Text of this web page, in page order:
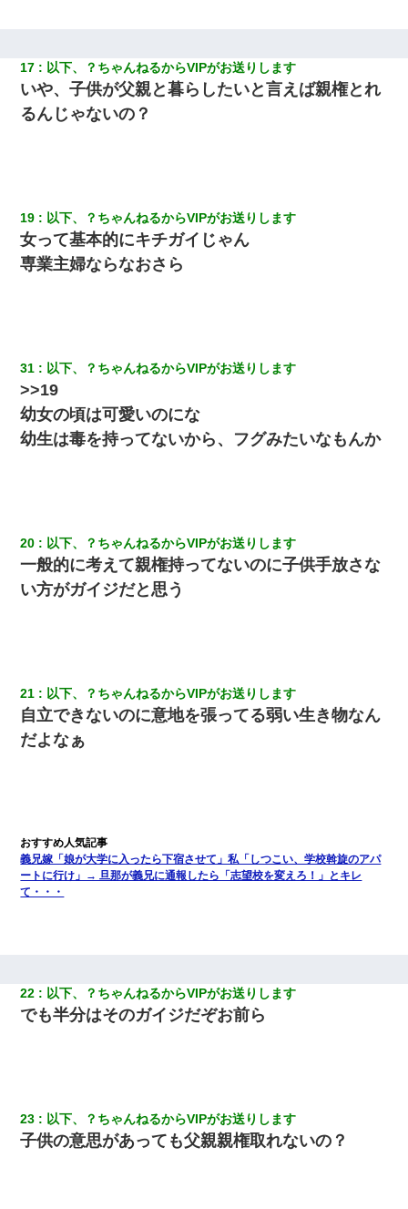
い？音楽聞こえる」と言っていて…
わい(42)渋谷の夜のサービスで19の女の子にゴックンさせた結果
ｗｗｗｗｗｗｗｗ
17 以下、？ちゃんねるからVIPがお送りします
いや、子供が父親と暮らしたいと言えば親権とれ
るんじゃないの？
19 以下、？ちゃんねるからVIPがお送りします
女って基本的にキチガイじゃん
専業主婦ならなおさら
31 以下、？ちゃんねるからVIPがお送りします
>>19
幼女の頃は可愛いのにな
幼生は毒を持ってないから、フグみたいなもんか
20 以下、？ちゃんねるからVIPがお送りします
一般的に考えて親権持ってないのに子供手放さな
い方がガイジだと思う
21 以下、？ちゃんねるからVIPがお送りします
自立できないのに意地を張ってる弱い生き物なん
だよなぁ
義兄嫁「娘が大学に入ったら下宿させて」私「しつこい、学校斡旋のアパ
ートに行け」→ 旦那が義兄に通報したら「志望校を変えろ！」とキレ
て・・・
22 以下、？ちゃんねるからVIPがお送りします
でも半分はそのガイジだぞお前ら
23 以下、？ちゃんねるからVIPがお送りします
子供の意思があっても父親親権取れないの？